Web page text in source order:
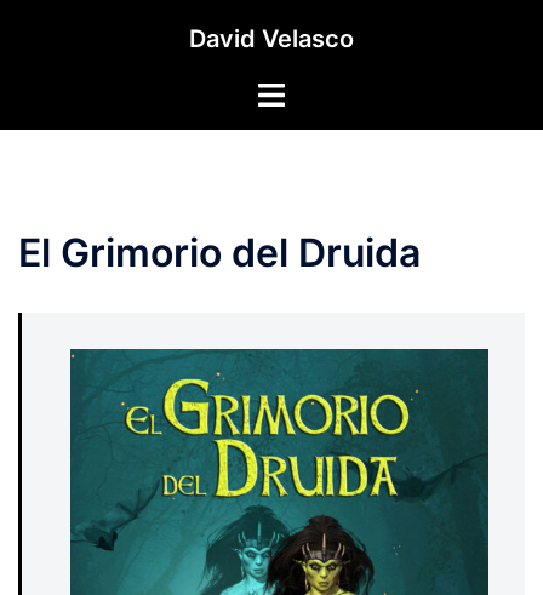
David Velasco
Alternar
El Grimorio del Druida